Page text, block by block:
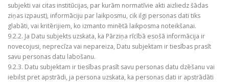
subjekti vai citas institūcijas, par kurām normatīvie akti aizliedz šādas
ziņas izpaust), informāciju par laikposmu, cik ilgi personas dati tiks
glabāti, vai kritērijiem, ko izmanto minētā laikposma noteikšanai.
9.2.2. Ja Datu subjekts uzskata, ka Pārziņa rīcībā esošā informācija ir
novecojusi, neprecīza vai nepareiza, Datu subjektam ir tiesības prasīt
savu personas datu labošanu.
9.2.3. Datu subjektam ir tiesības prasīt savu personas datu dzēšanu vai
iebilst pret apstrādi, ja persona uzskata, ka personas dati ir apstrādāti